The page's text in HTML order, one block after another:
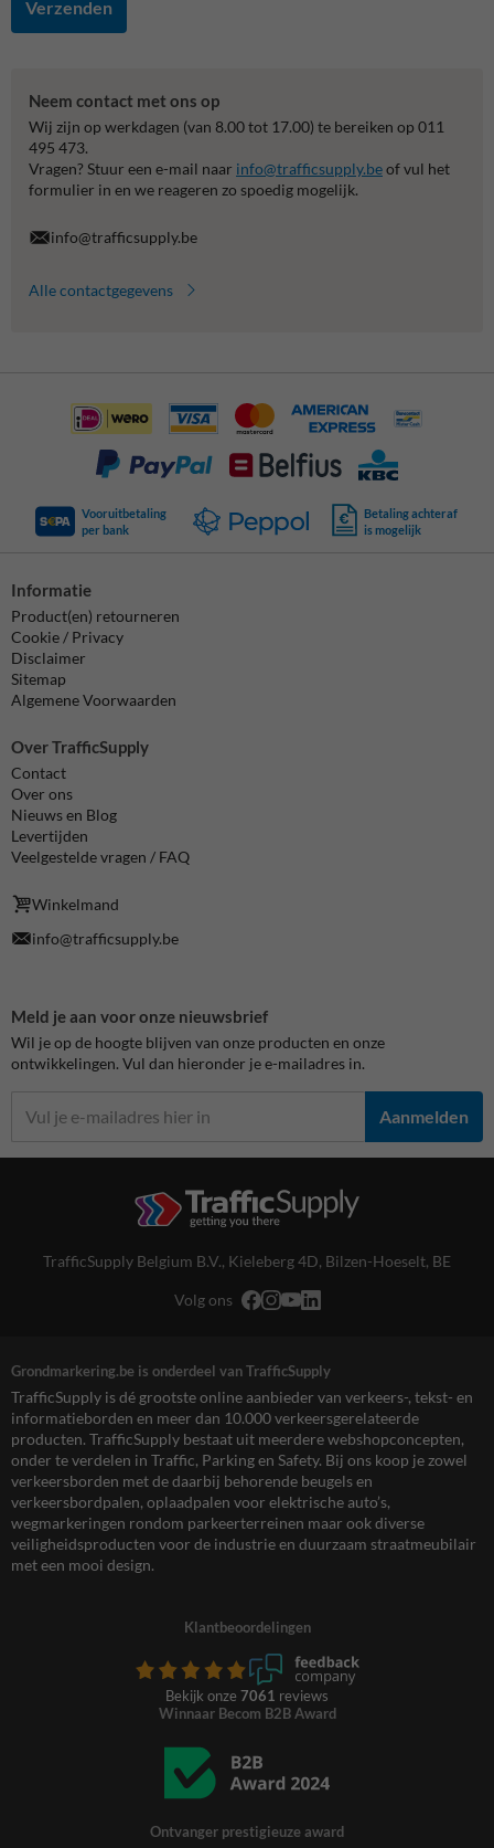
Verzenden
Neem contact met ons op
Wij zijn op werkdagen (van 8.00 tot 17.00) te bereiken op 011
495 473.
Vragen? Stuur een e-mail naar info@trafficsupply.beof vul het
formulier in en we reageren zo spoedig mogelijk.
info@trafficsupply.be
Alle contactgegevens
Vooruitbetaling
per bank
Betaling achteraf
is mogelijk
Informatie
Product(en) retourneren
Cookie / Privacy
Disclaimer
Sitemap
Algemene Voorwaarden
Over TrafficSupply
Contact
Over ons
Nieuws en Blog
Levertijden
Veelgestelde vragen / FAQ
Winkelmand
info@trafficsupply.be
Meld je aan voor onze nieuwsbrief
Wil je op de hoogte blijven van onze producten en onze
ontwikkelingen. Vul dan hieronder je e-mailadres in.
Aanmelden
TrafficSupply Belgium B.V., Kieleberg 4D, Bilzen-Hoeselt, BE
Volg ons
Grondmarkering.be is onderdeel van TrafficSupply
TrafficSupply is dé grootste online aanbieder van verkeers-, tekst- en
informatieborden en meer dan 10.000 verkeersgerelateerde
producten. TrafficSupply bestaat uit meerdere webshopconcepten,
onder te verdelen in Traffic, Parking en Safety. Bij ons koop je zowel
verkeersborden met de daarbij behorende beugels en
verkeersbordpalen, oplaadpalen voor elektrische auto’s,
wegmarkeringen rondom parkeerterreinen maar ook diverse
veiligheidsproducten voor de industrie en duurzaam straatmeubilair
met een mooi design.
Klantbeoordelingen
Bekijk onze 7061 reviews
Winnaar Becom B2B Award
Ontvanger prestigieuze award